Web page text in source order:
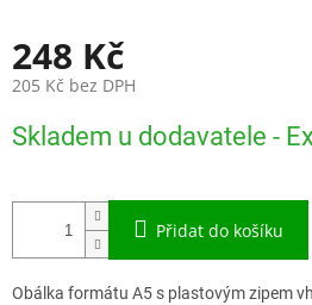
248 Kč
205 Kč bez DPH
cena:
Skladem u dodavatele -
Přidat do košíku
Obálka formátu A5 s plastovým zipem